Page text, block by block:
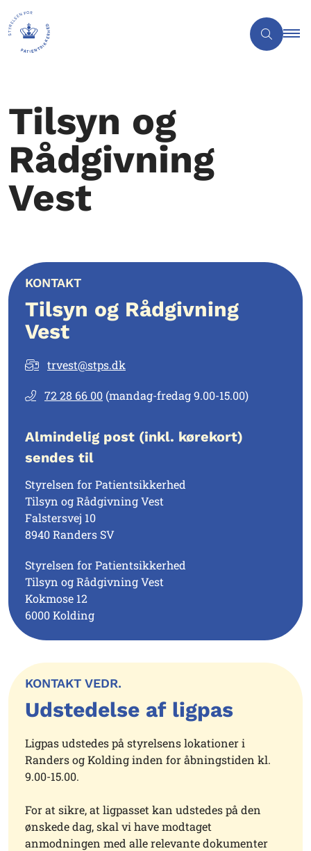
Tilsyn og
Rådgivning
Vest
KONTAKT
Tilsyn og Rådgivning
Vest
trvest@stps.dk
72 28 66 00 (mandag-fredag 9.00-15.00)
Almindelig post (inkl. kørekort)
sendes til
Styrelsen for Patientsikkerhed
Tilsyn og Rådgivning Vest
Falstersvej 10
8940 Randers SV
Styrelsen for Patientsikkerhed
Tilsyn og Rådgivning Vest
Kokmose 12
6000 Kolding
KONTAKT VEDR.
Udstedelse af ligpas
Ligpas udstedes på styrelsens lokationer i
Randers og Kolding inden for åbningstiden kl.
9.00-15.00.
For at sikre, at ligpasset kan udstedes på den
ønskede dag, skal vi have modtaget
anmodningen med alle relevante dokumenter